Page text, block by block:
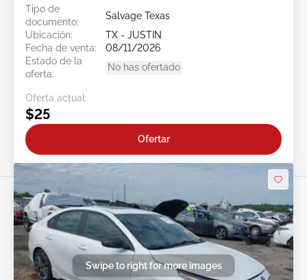
Tipo de
documento:
Salvage Texas
Ubicación:
TX - JUSTIN
Fecha de venta:
08/11/2026
Estado de la
oferta:
No has ofertado
Oferta actual:
$25
Ofertar
Swipe to right for more images